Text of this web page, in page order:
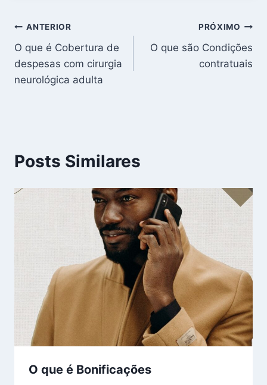
Navegação
de
Post
ANTERIOR
O que é Cobertura de
despesas com cirurgia
neurológica adulta
PRÓXIMO
O que são Condições
contratuais
Posts Similares
O que é Bonificações